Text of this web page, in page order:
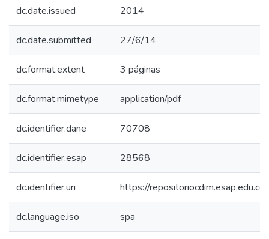
dc.date.issued 2014
dc.date.submitted 27/6/14
dc.format.extent 3 páginas
dc.format.mimetype application/pdf
dc.identifier.dane 70708
dc.identifier.esap 28568
dc.identifier.uri https://
dc.language.iso spa